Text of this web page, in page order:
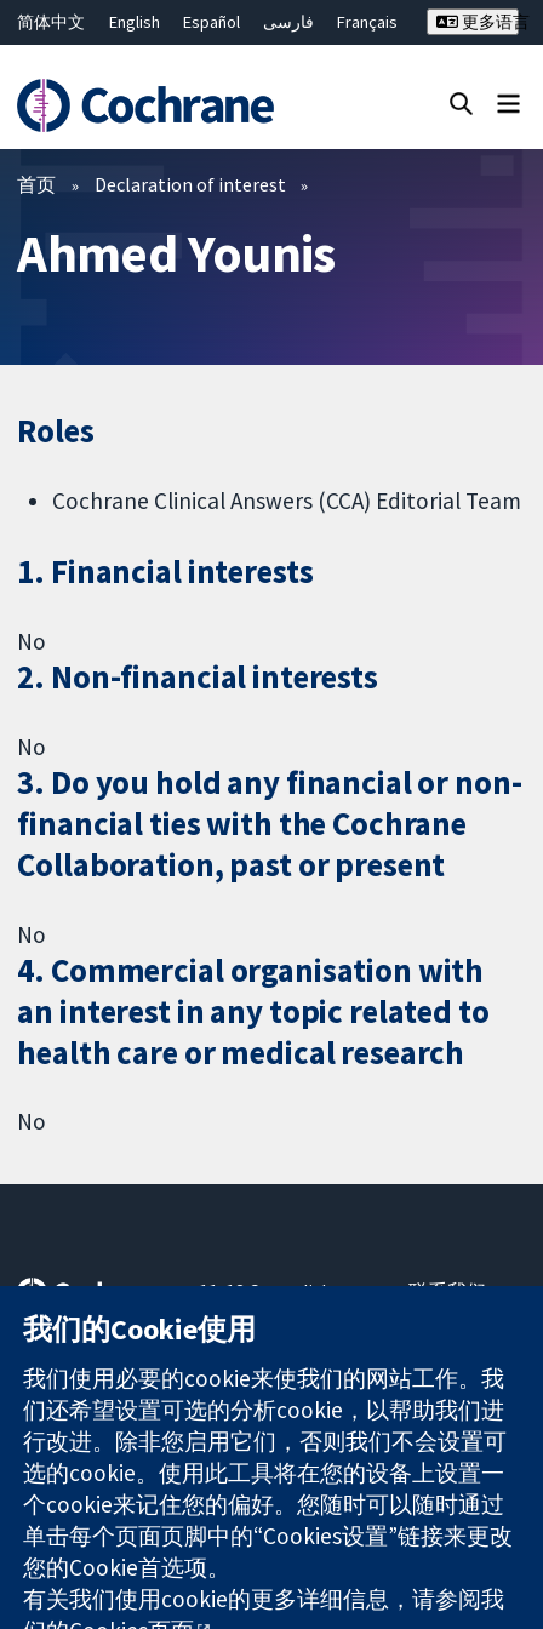
简体中文 English Español فارسی
Français
ไทย
繁體中文
更多语言
过滤
首页 Declaration of interest
Ahmed Younis
Roles
Cochrane Clinical Answers (CCA) Editorial Team
1. Financial interests
No
2. Non-financial interests
No
3. Do you hold any financial or non-
financial ties with the Cochrane
Collaboration, past or present
No
4. Commercial organisation with
an interest in any topic related to
health care or medical research
No
可信任的证据
知情决定
更完善的医疗健
康
11-13 Cavendish
Square
London
W1G 0AN
United Kingdom
联系我们
关于我们
工作机会
Cochrane
Library
The Cochrane Collaboration is a charity (no. 1045921) and a
company limited by guarantee (no. 03044323) registered in
England & Wales. VAT registration number GB 718 2127 49.
我们的Cookie使用
我们使用必要的cookie来使我们的网站工作。我
们还希望设置可选的分析cookie，以帮助我们进
行改进。除非您启用它们，否则我们不会设置可
选的cookie。使用此工具将在您的设备上设置一
个cookie来记住您的偏好。您随时可以随时通过
单击每个页面页脚中的“Cookies设置”链接来更改
您的Cookie首选项。
有关我们使用cookie的更多详细信息，请参阅我